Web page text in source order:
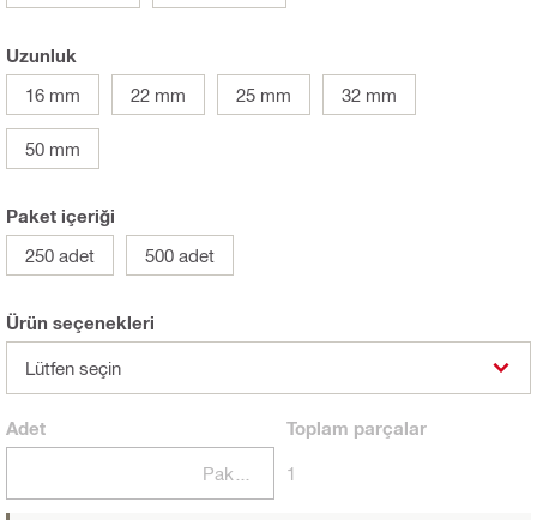
Uzunluk
16 mm
22 mm 25 mm 32 mm
50 mm
Paket içeriği
250 adet
500 adet
Ürün seçenekleri
Lütfen seçin
Adet Toplam parçalar
1